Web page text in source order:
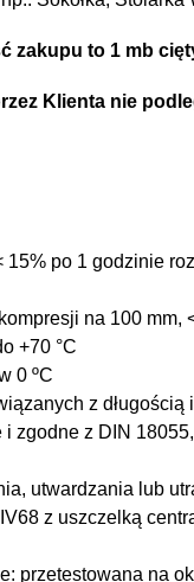
zakupu to 1 mb
Klienta nie
15% po 1 godzinie
na 100
+70 °C
0 ºC
z
zgodne z DIN
utwardzania lub
z uszczelką
przetestowana na